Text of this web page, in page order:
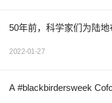
50年前，科学家们为陆
2022-01-27
A #blackbirdersweek